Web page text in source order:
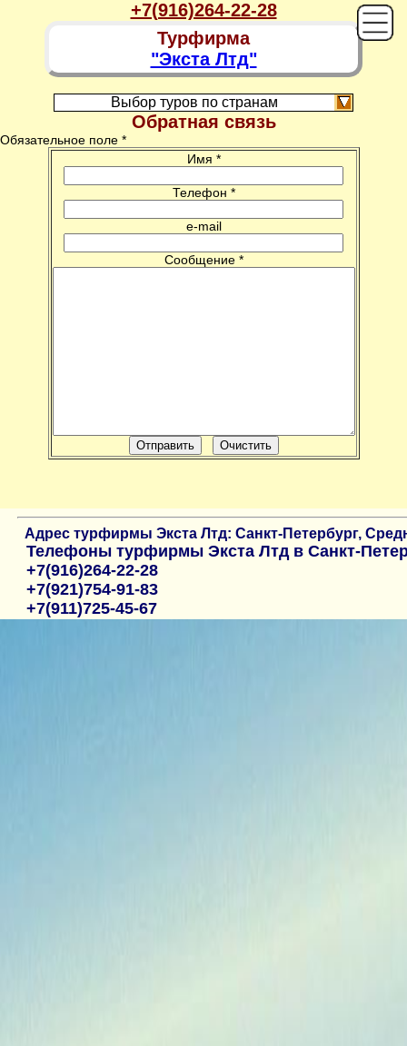
+7(916)264-22-28
Турфирма
"Экста Лтд"
Выбор туров по странам
Обратная связь
Обязательное поле *
Имя *
Телефон *
e-mail
Сообщение *
Адрес турфирмы Экста Лтд: Санкт-Петербург,
Телефоны турфирмы Экста Лтд в Санкт-
+7(916)264-22-28
+7(921)754-91-83
+7(911)725-45-67